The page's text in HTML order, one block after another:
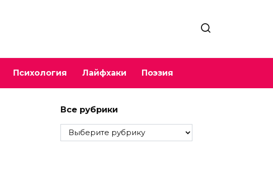
Психология Лайфхаки Поэзия
Все рубрики
Все
рубрики